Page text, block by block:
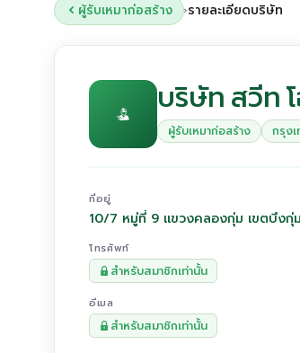
ผู้รับเหมาก่อสร้าง ›รายละเอียดบริษัท
บริษัท สวีท
ผู้รับเหมาก่อสร้าง กรุง
ที่อยู่
10/7 หมู่ที่ 9 แขวงคลองกุ่ม เขตบึงกุ่
โทรศัพท์
สำหรับสมาชิกเท่านั้น
อีเมล
สำหรับสมาชิกเท่านั้น